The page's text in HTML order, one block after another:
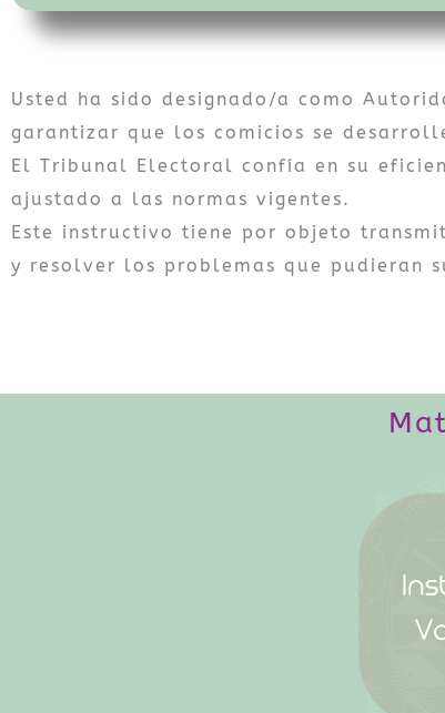
Usted ha sido designado/a como
garantizar que los comicios se
El Tribunal Electoral confía en su
ajustado a las normas vigentes.
Este instructivo tiene por objeto
y resolver los problemas que